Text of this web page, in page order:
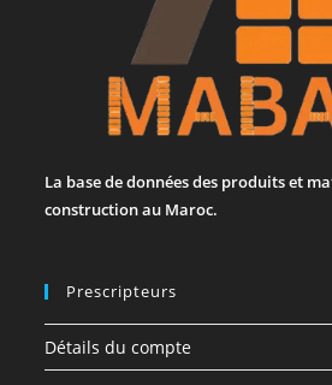
La base de données des produits et
construction au Maroc.
Prescripteurs
Détails du compte